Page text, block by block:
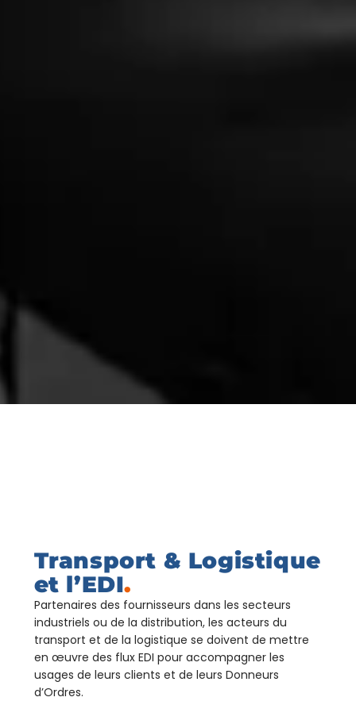
Transport & Logistique
et l’EDI.
Partenaires des fournisseurs dans les secteurs
industriels ou de la distribution, les acteurs du
transport et de la logistique se doivent de mettre
en œuvre des flux EDI pour accompagner les
usages de leurs clients et de leurs Donneurs
d’Ordres.